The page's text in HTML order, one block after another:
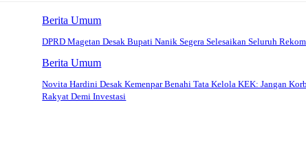
Berita Umum
DPRD Magetan Desak Bupati Nanik Segera Selesaikan Seluruh
Berita Umum
Novita Hardini Desak Kemenpar Benahi Tata Kelola KEK: Jangan
Rakyat Demi Investasi